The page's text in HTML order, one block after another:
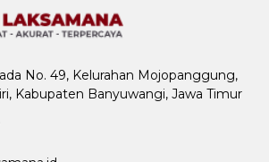
No. 49, Kelurahan Mojopanggung,
Kabupaten Banyuwangi, Jawa Timur